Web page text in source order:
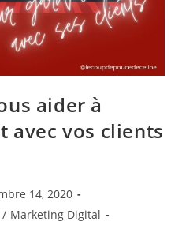
aider à
avec vos clients
14, 2020
/ Marketing Digital